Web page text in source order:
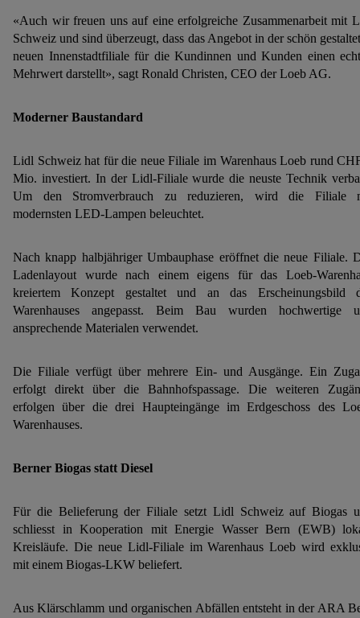
«Auch wir freuen uns auf eine erfolgreiche Zusammenarbeit mit
Schweiz und sind überzeugt, dass das Angebot in der schön
neuen Innenstadtfiliale für die Kundinnen und Kunden einen
Mehrwert darstellt», sagt Ronald Christen, CEO der Loeb AG.
Moderner Baustandard
Lidl Schweiz hat für die neue Filiale im Warenhaus Loeb rund
Mio. investiert. In der Lidl-Filiale wurde die neuste Technik
Um den Stromverbrauch zu reduzieren, wird die Filiale
modernsten LED-Lampen beleuchtet.
Nach knapp halbjähriger Umbauphase eröffnet die neue Filiale.
Ladenlayout wurde nach einem eigens für das Loeb-
kreiertem Konzept gestaltet und an das Erscheinungsbild
Warenhauses angepasst. Beim Bau wurden hochwertige
ansprechende Materialen verwendet.
Die Filiale verfügt über mehrere Ein- und Ausgänge. Ein
erfolgt direkt über die Bahnhofspassage. Die weiteren
erfolgen über die drei Haupteingänge im Erdgeschoss des
Warenhauses.
Berner Biogas statt Diesel
Für die Belieferung der Filiale setzt Lidl Schweiz auf Biogas
schliesst in Kooperation mit Energie Wasser Bern (EWB)
Kreisläufe. Die neue Lidl-Filiale im Warenhaus Loeb wird
mit einem Biogas-LKW beliefert.
Aus Klärschlamm und organischen Abfällen entsteht in der ARA